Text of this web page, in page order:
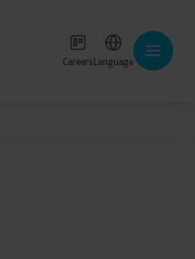
CareersLanguage